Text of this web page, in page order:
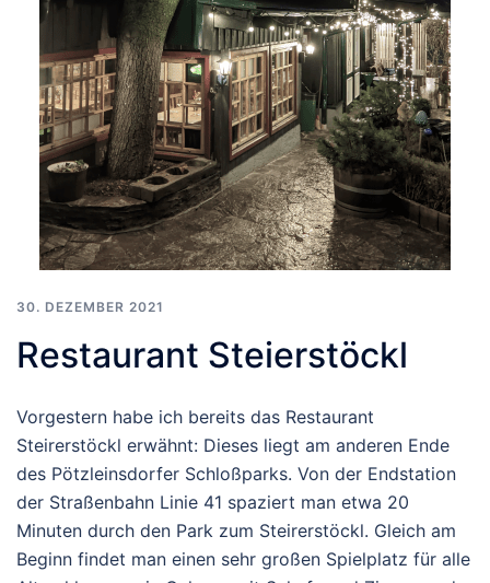
30. DEZEMBER 2021
Restaurant Steierstöckl
Vorgestern habe ich bereits das Restaurant
Steirerstöckl erwähnt: Dieses liegt am anderen Ende
des Pötzleinsdorfer Schloßparks. Von der Endstation
der Straßenbahn Linie 41 spaziert man etwa 20
Minuten durch den Park zum Steirerstöckl. Gleich am
Beginn findet man einen sehr großen Spielplatz für alle